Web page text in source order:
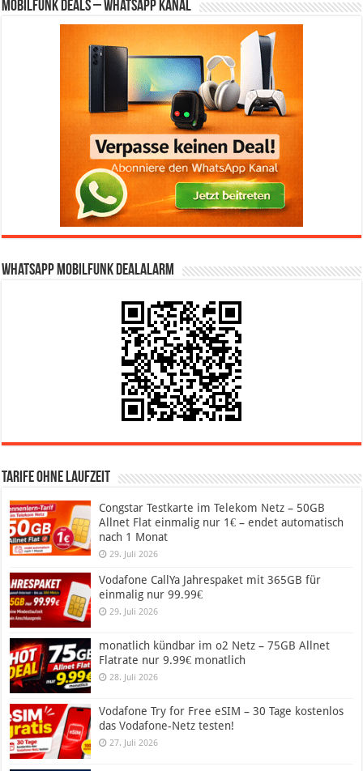
Mobilfunk Deals – WhatsApp Kanal
WhatsApp Mobilfunk DealAlarm
Tarife ohne Laufzeit
Congstar Testkarte im Telekom Netz – 50GB
Allnet Flat einmalig nur 1€ – endet automatisch
nach 1 Monat
29. Juli 2026
Vodafone CallYa Jahrespaket mit 365GB für
einmalig nur 99.99€
29. Juli 2026
monatlich kündbar im o2 Netz – 75GB Allnet
Flatrate nur 9.99€ monatlich
28. Juli 2026
Vodafone Try for Free eSIM – 30 Tage kostenlos
das Vodafone-Netz testen!
27. Juli 2026